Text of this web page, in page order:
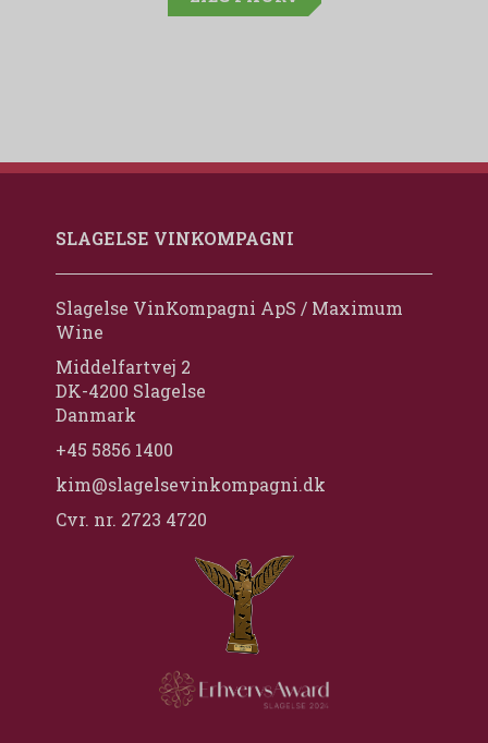
SLAGELSE VINKOMPAGNI
Slagelse VinKompagni ApS / Maximum
Wine
Middelfartvej 2
DK-4200 Slagelse
Danmark
+45 5856 1400
kim@slagelsevinkompagni.dk
Cvr. nr. 2723 4720